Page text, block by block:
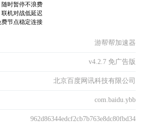
随时暂停不浪费
联机对战低延迟
费节点稳定连接
游帮帮加速器
v4.2.7 免广告版
北京百度网讯科技有限公司
com.baidu.ybb
962d86344edcf2cb7b763e8dc80fbd34